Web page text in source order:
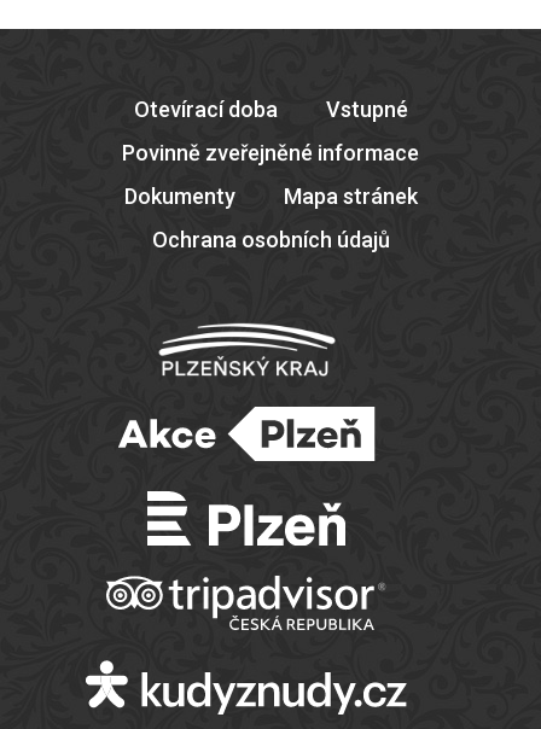
Otevírací doba
Vstupné
Povinně zveřejněné informace
Dokumenty
Mapa stránek
Ochrana osobních údajů